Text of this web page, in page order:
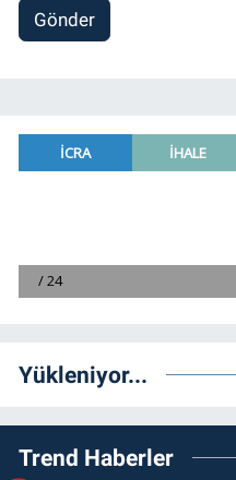
Gönder
Yükleniyor...
Trend Haberler